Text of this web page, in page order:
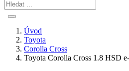
Úvod
Toyota
Corolla Cross
Toyota Corolla Cross 1.8 HSD